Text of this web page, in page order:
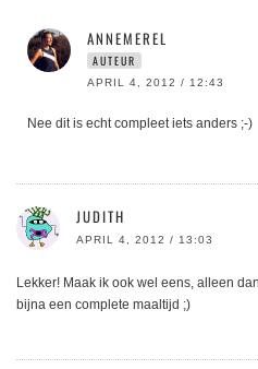
ANNEMEREL
AUTEUR
APRIL 4, 2012 / 12:43
Nee dit is echt compleet iets anders ;-)
JUDITH
APRIL 4, 2012 / 13:03
Lekker! Maak ik ook wel eens, alleen
bijna een complete maaltijd ;)